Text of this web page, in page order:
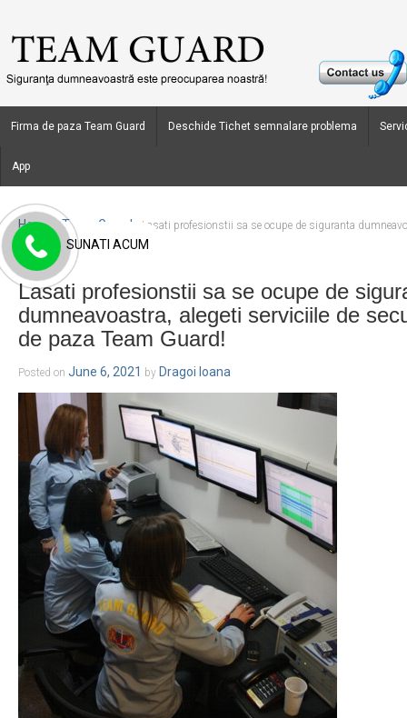
Firma de paza Team Guard Deschide Tichet semnalare problema
App
Home Team Guard
Lasati profesionstii sa se ocupe de siguranta
ale firmei de paza Team Guard!
Lasati profesionstii sa se ocupe de
dumneavoastra, alegeti serviciile de
de paza Team Guard!
Posted on June 6, 2021 by Dragoi Ioana
SUNATI ACUM